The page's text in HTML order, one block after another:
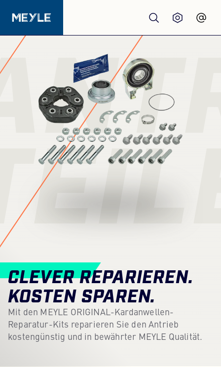
Produkte
Qualität
Werkstätten
Großhandel
Über Uns
Content Hub
Karriere
Newsletter
Sprache: Deutsch
CLEVER REPARIEREN.
KOSTEN SPAREN.
Mit den MEYLE ORIGINAL-Kardanwellen-
Reparatur-Kits reparieren Sie den Antrieb
kostengünstig und in bewährter MEYLE Qualität.